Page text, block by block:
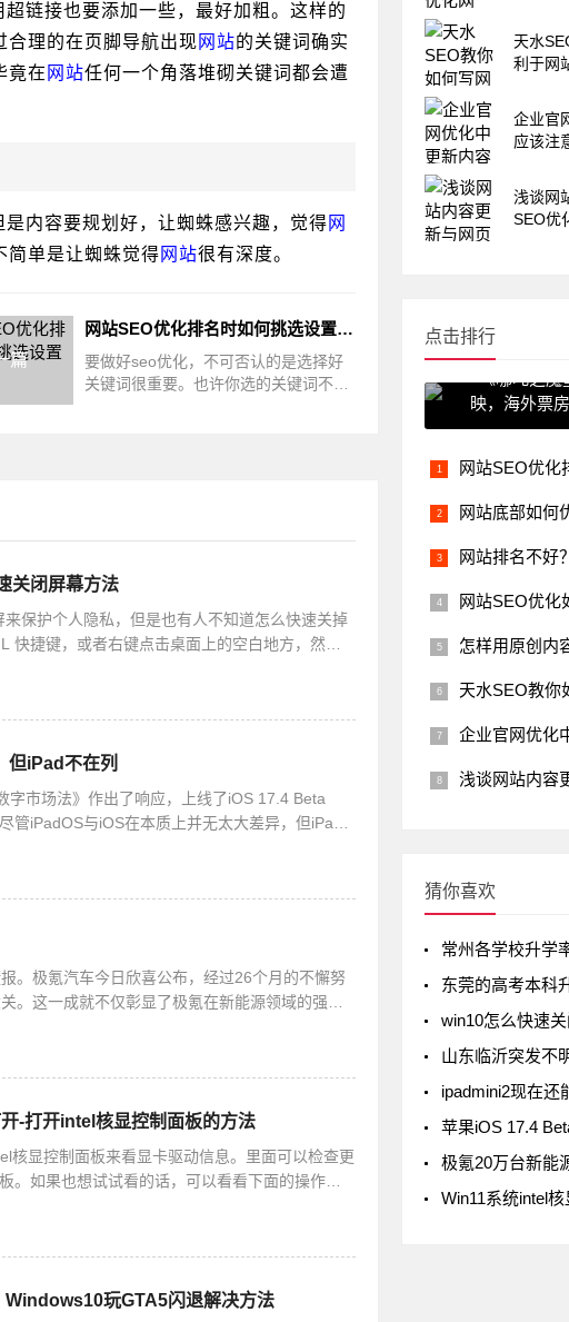
链接也要添加一些，最好加粗。这样的
合理的在页脚导航出现 网站的关键词确实
竟在 网站任何一个角落堆砌关键词都会遭
内容要规划好，让蜘蛛感兴趣，觉得 网
简单是让蜘蛛觉得 网站很有深度。
篇
网站SEO优化排名时如何挑选设置关键词
要做好seo优化，不可否认的是选择好
关键词很重要。也许你选的关键词不
关闭屏幕方法
保护个人隐私，但是也有人不知道怎么快速关掉
快捷键，或者右键点击桌面上的空白地方，然后
但iPad不在列
字市场法》作出了响应，上线了iOS 17.4 Beta
管iPadOS与iOS在本质上并无太大差异，但iPad
。极氪汽车今日欣喜公布，经过26个月的不懈努
。这一成就不仅彰显了极氪在新能源领域的强劲
-打开intel核显控制面板的方法
核显控制面板来看显卡驱动信息。里面可以检查更
。如果也想试试看的话，可以看看下面的操作方
玩GTA5闪退解决方法
天水
利于网
企业官
应该注
浅谈网
SEO优
点击排行
《哪吒之魔
映，海外票
网站SEO优化排
网站底部如何优化？
网站排名不好？看
网站SEO优化
怎样用原创内容优
天水SEO教你如何写
企业官网优化中更新
浅谈网站内容更新与
猜你喜欢
常州各学校升学率排行
东莞的高考本科升学率
win10怎么快速关闭屏
山东临沂突发不明
ipadmini2现在还能用
苹果iOS 17.4 Beta版开
极氪20万台新能
Win11系统intel核显控制面板